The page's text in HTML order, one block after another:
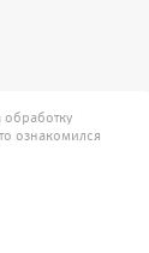
обработку
ознакомился